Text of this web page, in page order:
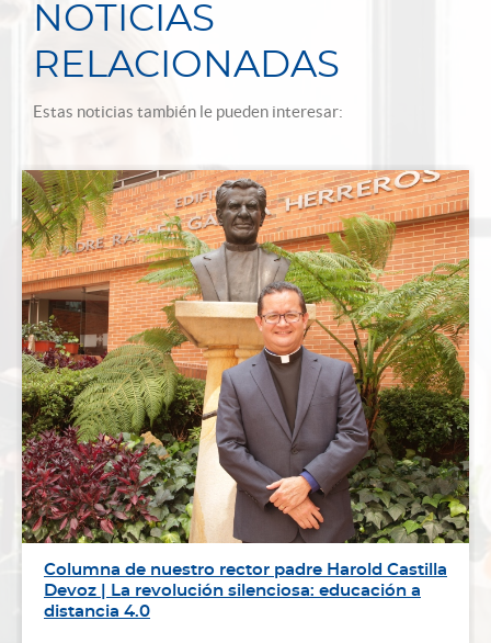
NOTICIAS
RELACIONADAS
Estas noticias también le pueden interesar:
Columna de nuestro rector padre Harold Castilla
Devoz | La revolución silenciosa: educación a
distancia 4.0